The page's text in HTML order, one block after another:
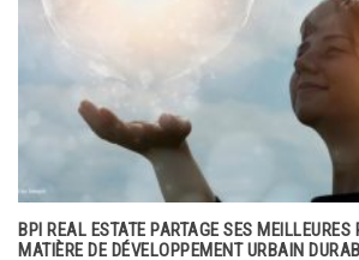
CONSEIL DES MINISTRES DE L’ÉNERGIE AU
TURMES SE FÉLICITE DE LA MISE EN PLACE